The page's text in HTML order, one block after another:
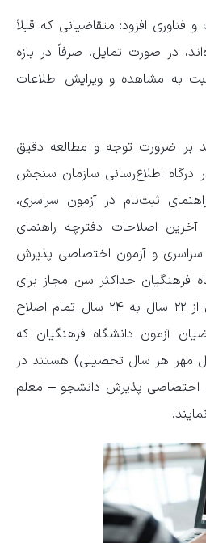
فناوری افزود: متقاضیانی که قبلاً
در صورت تمایل، صرفاً در بازه
به مشاهده و ویرایش اطلاعات
بر ضرورت توجه و مطالعه دقیق
درگاه اطلاع‌رسانی سازمان سنجش
ثبت‌نام در آزمون سراسری،
اصلاحات دفترچه راهنمای
و آزمون اختصاصی پذیرش
فرهنگیان حداکثر سن مجاز برای
ورود به دانشگاه فرهنگیان از ۲۲ سال به ۲۴ سال تمام اصلاح
آزمون دانشگاه فرهنگیان که
اول مهر هر سال تحصیلی) هستند در
اختصاصی پذیرش دانشجو – معلم